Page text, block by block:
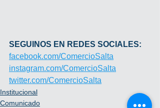
SEGUINOS EN REDES SOCIALES:
facebook.com/ComercioSalta
instagram.com/ComercioSalta
twitter.com/ComercioSalta
Institucional
Comunicado